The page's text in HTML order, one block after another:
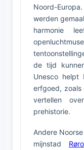
Noord-
werden
harmonie
de tijd
Unesco helpt
erfgoed, zoals
vertellen
prehistorie.
Andere
mijnstad